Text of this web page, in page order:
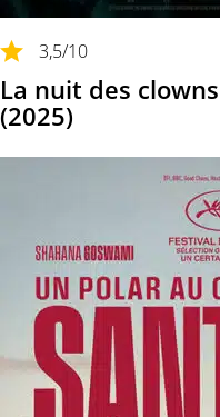
3,5/10
La nuit des
(2025)